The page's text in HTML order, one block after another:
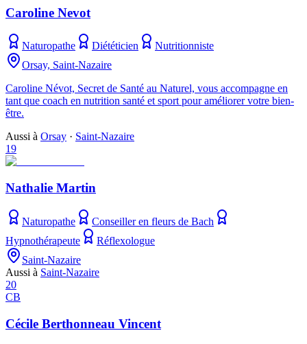
Caroline Nevot
Naturopathe Diététicien
Nutritionniste
Orsay, Saint-Nazaire
Caroline Névot, Secret de Santé au Naturel, vous accompagne en
tant que coach en nutrition santé et sport pour améliorer votre bien-
être.
Aussi à Orsay · Saint-Nazaire
19
Nathalie Martin
Naturopathe
Conseiller en fleurs de Bach
Hypnothérapeute
Réflexologue
Saint-Nazaire
Aussi à Saint-Nazaire
20
CB
Cécile Berthonneau Vincent